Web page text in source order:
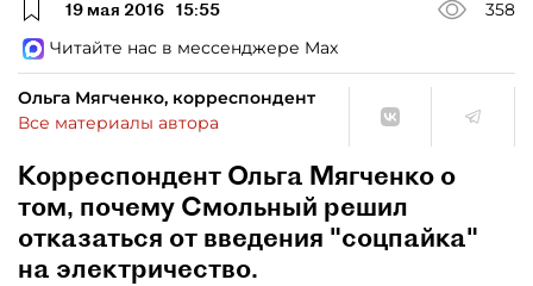
19 мая 2016 15:55
358
Читайте нас в мессенджере Max
Ольга Мягченко, корреспондент
Все материалы автора
Корреспондент Ольга Мягченко о
том, почему Смольный решил
отказаться от введения "соцпайка"
на электричество.